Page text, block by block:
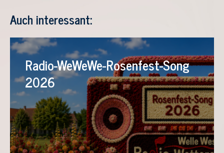
Auch interessant:
Radio-WeWeWe-Rosenfest-Song
2026